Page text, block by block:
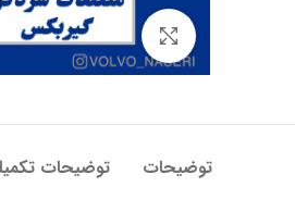
بزرگنمایی تصویر
توضیحات توضیحات